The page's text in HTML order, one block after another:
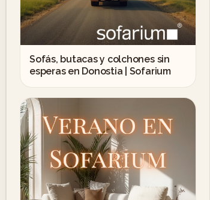
Sofás, butacas y colchones sin
esperas en Donostia | Sofarium